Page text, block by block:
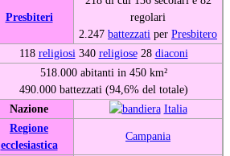
Presbiteri
regolari
2.247 battezzati per Presbitero
118 religiosi 340 religiose28 diaconi
518.000 abitanti in 450 km²
490.000 battezzati (94,6% del totale)
Nazione
Italia
Regione
ecclesiastica
Campania